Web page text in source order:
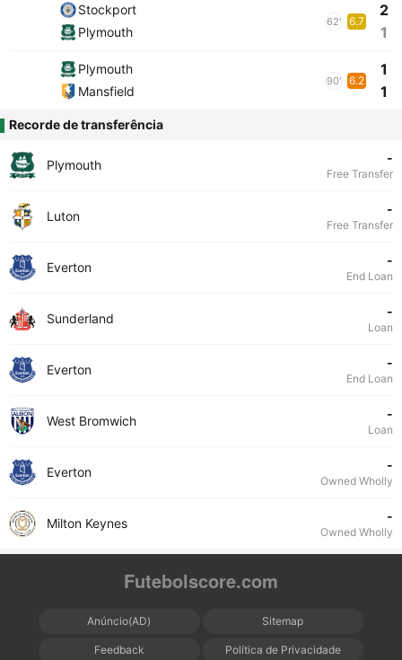
Stockport
Plymouth
62' 6.7
2
1
Plymouth
Mansfield
90' 6.2
1
1
Recorde de transferência
Plymouth -
Free Transfer
Luton -
Free Transfer
Everton -
End Loan
Sunderland -
Loan
Everton -
End Loan
West Bromwich -
Loan
Everton -
Owned Wholly
Milton Keynes -
Owned Wholly
Futebolscore.com
Anúncio(AD) Sitemap
Feedback Política de Privacidade